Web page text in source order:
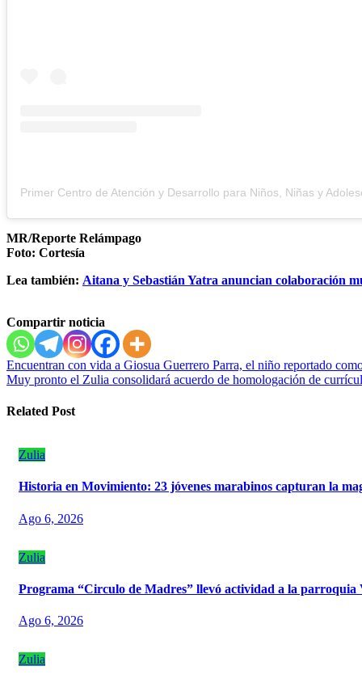
MR/Reporte Relámpago
Foto: Cortesía
Lea también: Aitana y Sebastián Yatra anuncian colaboración
Compartir noticia
Navegación
de
entradas
Encuentran con vida a Giosua Guerrero Parra, el niño reportado
Muy pronto el Zulia consolidará acuerdo de homologación de
Related Post
Zulia
Historia en Movimiento: 23 jóvenes marabinos capturan la
Ago 6, 2026
Zulia
Programa “Circulo de Madres” llevó actividad a la parroquia
Ago 6, 2026
Zulia